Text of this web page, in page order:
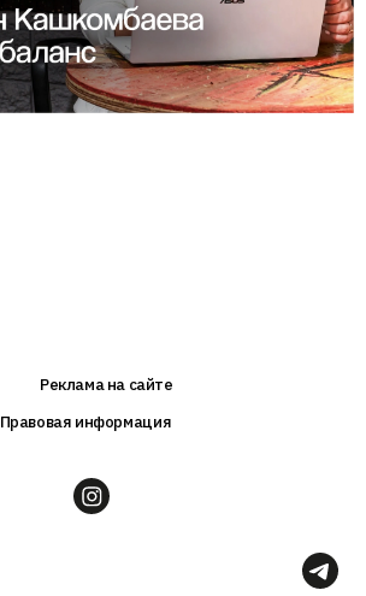
Реклама на сайте
Правовая информация